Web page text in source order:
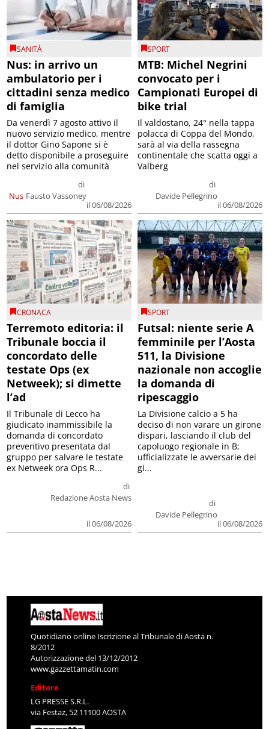
SANITÀ
Nus: in arrivo un
ambulatorio per i
cittadini senza medico
di famiglia
Nus
di
Fausto Vassoney
il 06/08/2026
Da venerdì 7 agosto attivo il
nuovo servizio medico, mentre
il dottor Gino Sapone si è
detto disponibile a proseguire
nel servizio alla comunità
SPORT
MTB: Michel Negrini
convocato per i
Campionati Europei di
bike trial
di
Davide Pellegrino
il 06/08/2026
Il valdostano, 24° nella tappa
polacca di Coppa del Mondo,
sarà al via della rassegna
continentale che scatta oggi a
Valberg
CRONACA
Terremoto editoria: il
Tribunale boccia il
concordato delle
testate Ops (ex
Netweek); si dimette
l’ad
di
Redazione Aosta News
il 06/08/2026
Il Tribunale di Lecco ha
giudicato inammissibile la
domanda di concordato
preventivo presentata dal
gruppo per salvare le testate
ex Netweek ora Ops R...
SPORT
Futsal: niente serie A
femminile per l’Aosta
511, la Divisione
nazionale non accoglie
la domanda di
ripescaggio
di
Davide Pellegrino
il 06/08/2026
La Divisione calcio a 5 ha
deciso di non varare un girone
dispari, lasciando il club del
capoluogo regionale in B;
ufficializzate le avversarie dei
gi...
Quotidiano online Iscrizione al Tribunale di Aosta n.
8/2012
Autorizzazione del 13/12/2012
www.gazzettamatin.com
Editore
LG PRESSE S.R.L.
via Festaz, 52 11100 AOSTA